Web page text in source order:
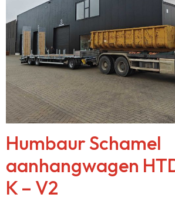
Humbaur Schamel
aanhangwagen
K – V2